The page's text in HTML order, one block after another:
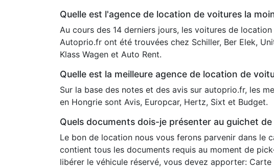
Quelle est l'agence de location de voitures la
Au cours des 14 derniers jours, les voitures de
Autoprio.fr ont été trouvées chez Schiller, Ber Elek,
Klass Wagen et Auto Rent.
Quelle est la meilleure agence de location de
Sur la base des notes et des avis sur autoprio.fr, les
en Hongrie sont Avis, Europcar, Hertz, Sixt et Budget.
Quels documents dois-je présenter au guichet
Le bon de location nous vous ferons parvenir dans le
contient tous les documents requis au moment de
libérer le véhicule réservé, vous devez apporter: